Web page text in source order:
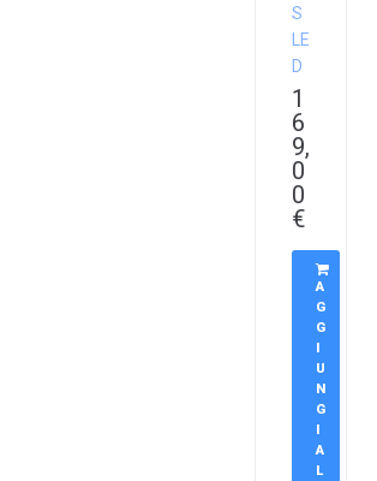
S
LE
D
1
6
9,
0
0
€
A
G
G
I
U
N
G
I
A
L